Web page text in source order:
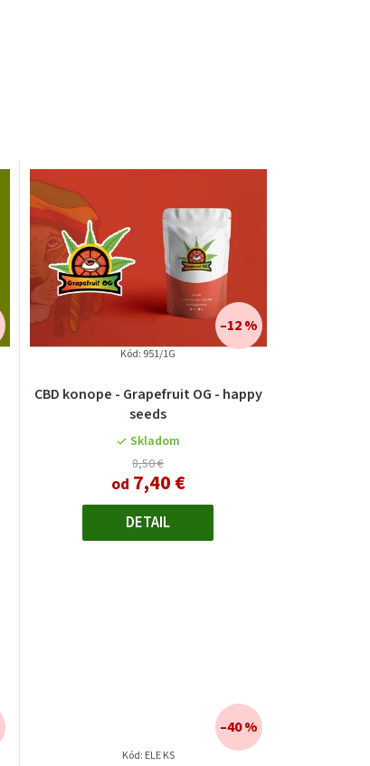
CBD konope - Grapefruit OG - happy
seeds
Skladom
8,50 €
od 7,40 €
–12 %
DETAIL
Kód: 951/1G
–40 %
Kód: ELE KS